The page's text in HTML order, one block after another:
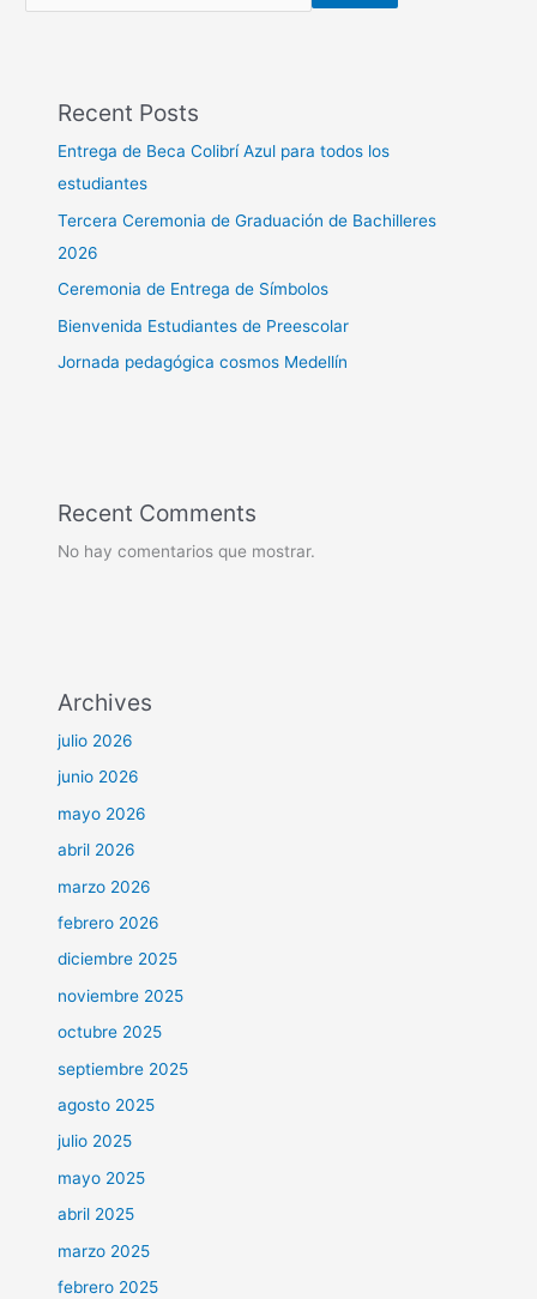
Recent Posts
Entrega de Beca Colibrí Azul para todos los
estudiantes
Tercera Ceremonia de Graduación de Bachilleres
2026
Ceremonia de Entrega de Símbolos
Bienvenida Estudiantes de Preescolar
Jornada pedagógica cosmos Medellín
Recent Comments
No hay comentarios que mostrar.
Archives
julio 2026
junio 2026
mayo 2026
abril 2026
marzo 2026
febrero 2026
diciembre 2025
noviembre 2025
octubre 2025
septiembre 2025
agosto 2025
julio 2025
mayo 2025
abril 2025
marzo 2025
febrero 2025